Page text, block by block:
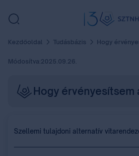
Kezdőoldal Tudásbázis Hogy érvényesítsem a
Módosítva:2025.09.26.
Hogy érvényesítsem
Szellemi tulajdoni alternatív